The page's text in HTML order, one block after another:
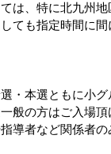
は、特に北九州
ても指定時間に
・本選ともに小
般の方はご入場頂
導者など関係者